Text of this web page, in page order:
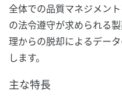
全体での品質マネジメン
の法令遵守が求められる
理からの脱却によるデー
します。
主な特長